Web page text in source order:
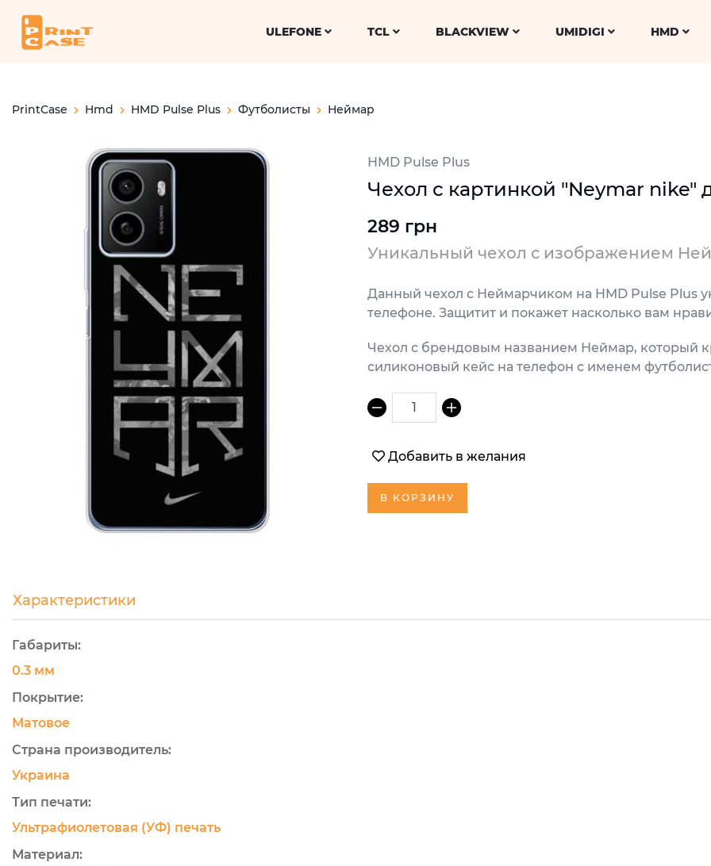
ULEFONE TCL BLACKVIEW UMIDIGI HMD
PrintCase Hmd HMD Pulse Plus Футболисты Неймар
HMD Pulse Plus
Чехол с картинкой "Neymar nike"
289 грн
Уникальный чехол с изображением
Данный чехол с Неймарчиком на HMD Pulse Plus
телефоне. Защитит и покажет насколько вам
Чехол с брендовым названием Неймар, который
силиконовый кейс на телефон с именем
1
Добавить в желания
В КОРЗИНУ
Характеристики
Габариты:
0.3 мм
Покрытие:
Матовое
Страна производитель:
Украина
Тип печати:
Ультрафиолетовая (УФ) печать
Материал: